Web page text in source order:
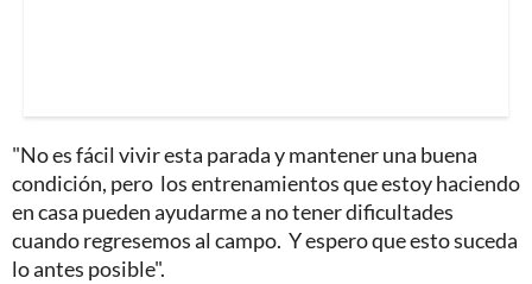
"No es fácil vivir esta parada y mantener una buena
condición, pero los entrenamientos que estoy haciendo
en casa pueden ayudarme a no tener dificultades
cuando regresemos al campo. Y espero que esto suceda
lo antes posible".